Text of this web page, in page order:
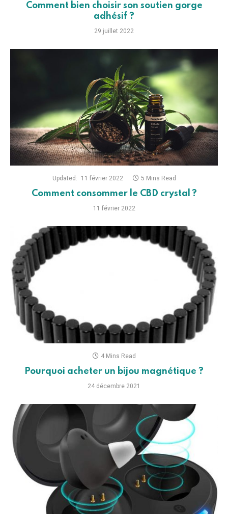
Comment bien choisir son soutien gorge
adhésif ?
29 juillet 2022
Updated: 11 février 2022 5 Mins Read
Comment consommer le CBD crystal ?
11 février 2022
4 Mins Read
Pourquoi acheter un bijou magnétique ?
24 décembre 2021